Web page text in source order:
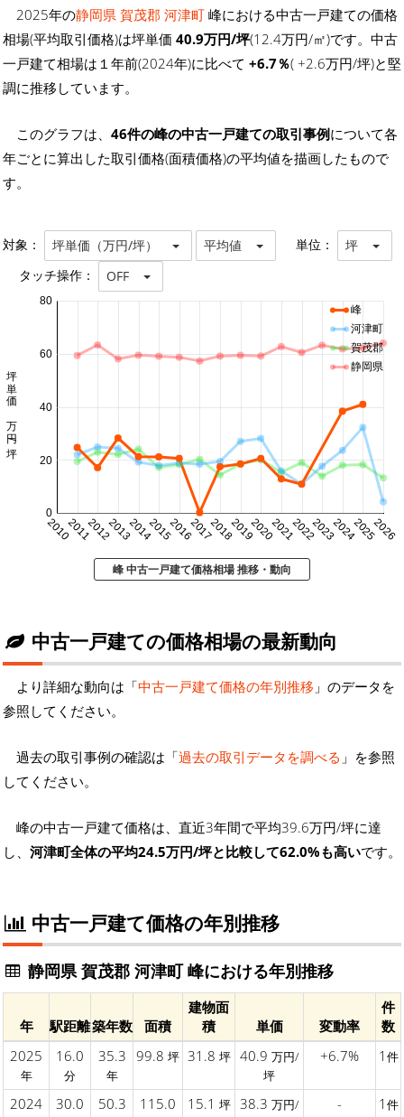
2025年の静岡県 賀茂郡 河津町 峰における中古一戸建ての価格
相場(平均取引価格)は坪単価 40.9万円/坪(12.4万円/㎡)です。中古
一戸建て相場は１年前(2024年)に比べて +6.7％( +2.6万円/坪)と堅
調に推移しています。
このグラフは、 46件の峰の中古一戸建ての取引事例について各
年ごとに算出した取引価格(面積価格)の平均値を描画したもので
す。
対象： 坪単価（万円/坪） 平均値 単位： 坪
タッチ操作： OFF
20102011201220132014201520162017201820192020202120222023202420252026
0
20
40
60
80
坪単価 万円/坪
峰
河津町
賀茂郡
静岡県
峰 中古一戸建て価格相場 推移・動向
中古一戸建ての価格相場の最新動向
より詳細な動向は「中古一戸建て価格の年別推移 」のデータを
参照してください。
過去の取引事例の確認は「過去の取引データを調べる 」を参照
してください。
峰の中古一戸建て価格は、直近3年間で平均39.6万円/坪に達
し、 河津町全体の平均24.5万円/坪と比較して62.0%も高いです。
中古一戸建て価格の年別推移
静岡県 賀茂郡 河津町 峰における年別推移
年 駅距離築年数 面積
建物面
積
単価 変動率
件
数
2025
年
16.0
分
35.3
年
99.8 坪 31.8 坪 40.9 万円/
坪
+6.7% 1 件
2024 30.0 50.3 115.0 15.1 坪 38.3 万円/
- 1 件